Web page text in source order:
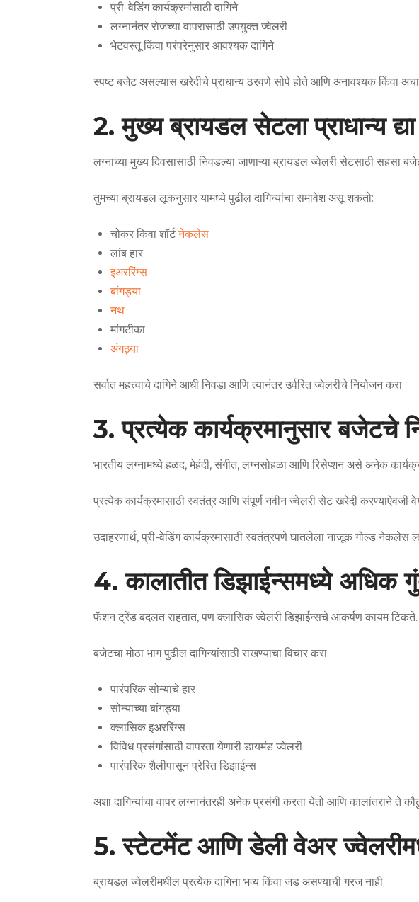
प्री-वेडिंग कार्यक्रमांसाठी दागिने
लग्नानंतर रोजच्या वापरासाठी उपयुक्त ज्वेलरी
भेटवस्तू किंवा परंपरेनुसार आवश्यक दागिने
स्पष्ट बजेट असल्यास खरेदीचे प्राधान्य ठरवणे सोपे होते आणि अनावश्यक किंवा
2. मुख्य ब्रायडल सेटला प्राधान्य द्या
लग्नाच्या मुख्य दिवसासाठी निवडल्या जाणाऱ्या ब्रायडल ज्वेलरी सेटसाठी सहसा
तुमच्या ब्रायडल लूकनुसार यामध्ये पुढील दागिन्यांचा समावेश असू शकतो:
चोकर किंवा शॉर्टनेकलेस
लांब हार
इअररिंग्स
बांगड्या
नथ
मांगटीका
अंगठ्या
सर्वात महत्त्वाचे दागिने आधी निवडा आणि त्यानंतर उर्वरित ज्वेलरीचे नियोजन करा.
3. प्रत्येक कार्यक्रमानुसार बजेटचे
भारतीय लग्नामध्ये हळद, मेहंदी, संगीत, लग्नसोहळा आणि रिसेप्शन असे अनेक
प्रत्येक कार्यक्रमासाठी स्वतंत्र आणि संपूर्ण नवीन ज्वेलरी सेट खरेदी करण्याऐवजी
उदाहरणार्थ, प्री-वेडिंग कार्यक्रमासाठी स्वतंत्रपणे घातलेला नाजूक गोल्ड नेकलेस
4. कालातीत डिझाईन्समध्ये अधिक
फॅशन ट्रेंड बदलत राहतात, पण क्लासिक ज्वेलरी डिझाईन्सचे आकर्षण कायम टिकते.
बजेटचा मोठा भाग पुढील दागिन्यांसाठी राखण्याचा विचार करा:
पारंपरिक सोन्याचे हार
सोन्याच्या बांगड्या
क्लासिक इअररिंग्स
विविध प्रसंगांसाठी वापरता येणारी डायमंड ज्वेलरी
पारंपरिक शैलीपासून प्रेरित डिझाईन्स
अशा दागिन्यांचा वापर लग्नानंतरही अनेक प्रसंगी करता येतो आणि कालांतराने ते
5. स्टेटमेंट आणि डेली वेअर
ब्रायडल ज्वेलरीमधील प्रत्येक दागिना भव्य किंवा जड असण्याची गरज नाही.